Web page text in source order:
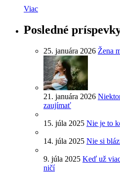
Viac
Posledné
25. januára 2026 Žena
21. januára 2026
zaujímať
15. júla 2025 Nie je to
14. júla 2025 Nie si
9. júla 2025 Keď už
ničí